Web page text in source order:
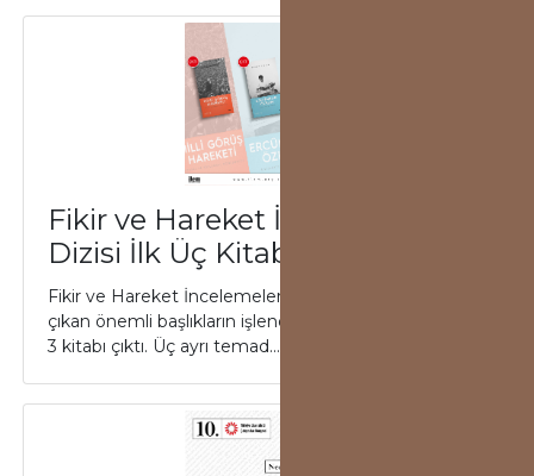
Fikir ve Hareket İncelemeleri
Dizisi İlk Üç Kitabı Çıktı!
Fikir ve Hareket İncelemeleri dizisi bu alanda öne
çıkan önemli başlıkların işlendiği 20 kitaplık serinin ilk
3 kitabı çıktı. Üç ayrı temad...